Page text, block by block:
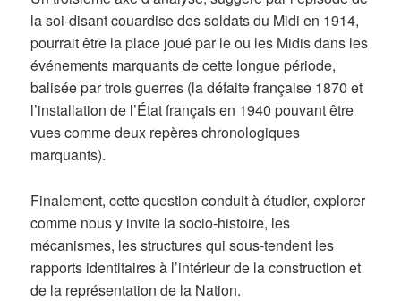
la soi-disant couardise des soldats du Midi en 1914,
pourrait être la place joué par le ou les Midis dans les
événements marquants de cette longue période,
balisée par trois guerres (la défaite française 1870 et
l’installation de l’État français en 1940 pouvant être
vues comme deux repères chronologiques
marquants).
Finalement, cette question conduit à étudier, explorer
comme nous y invite la socio-histoire, les
mécanismes, les structures qui sous-tendent les
rapports identitaires à l’intérieur de la construction et
de la représentation de la Nation.